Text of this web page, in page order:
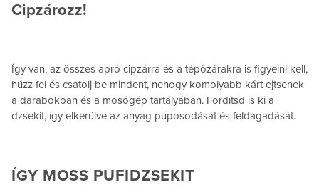
Cipzározz!
Így van, az összes apró cipzárra és a tépőzárakra is figyelni kell,
húzz fel és csatolj be mindent, nehogy komolyabb kárt ejtsenek
a darabokban és a mosógép tartályában. Fordítsd is ki a
dzsekit, így elkerülve az anyag púposodását és feldagadását.
ÍGY MOSS PUFIDZSEKIT